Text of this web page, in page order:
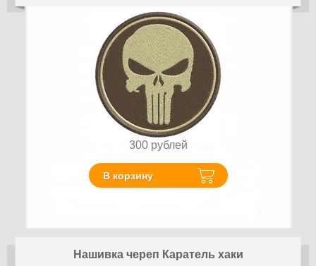
300 рублей
В корзину
Нашивка череп Каратель хаки